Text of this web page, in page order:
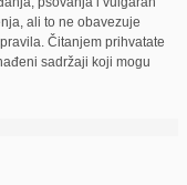
ali to ne obavezuje
Čitanjem prihvatate
sadržaji koji mogu